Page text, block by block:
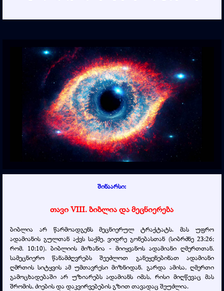
შინაარსი:
თავი VIII. ბიბლია და მეცნიერება
ბიბლია არ წარმოადგენს მეცნიერულ ტრაქტატს. მას უფრო
ადამიანის გულთან აქვს საქმე, ვიდრე გონებასთან (სიბრძნე 23:26;
რომ. 10:10). ბიბლიის მიზანია - მიიყვანოს ადამიანი ღმერთთან.
სამეცნიერო წანამძღვრებს შეეძლოთ განეყენებინათ ადამიანი
ღმრთის სიტყვის ამ უმთავრესი მიზნიდან. გარდა ამისა, ღმერთი
გამოცხადებაში არ უზიარებს ადამიანს იმას, რისი მიღწევაც მას
შრომის, ძიების და დაკვირვებების გზით თავადაც შეუძლია.